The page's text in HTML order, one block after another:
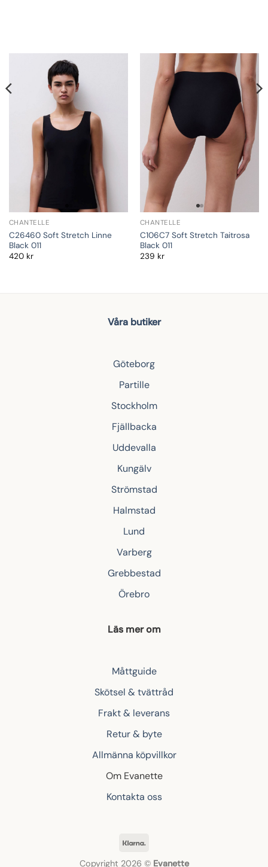
CHANTELLE
C26460 Soft Stretch Linne
Black 011
420 kr
CHANTELLE
C106C7 Soft Stretch Taitrosa
Black 011
239 kr
Våra butiker
Göteborg
Partille
Stockholm
Fjällbacka
Uddevalla
Kungälv
Strömstad
Halmstad
Lund
Varberg
Grebbestad
Örebro
Läs mer om
Måttguide
Skötsel & tvättråd
Frakt & leverans
Retur & byte
Allmänna köpvillkor
Om Evanette
Kontakta oss
Copyright 2026 © Evanette